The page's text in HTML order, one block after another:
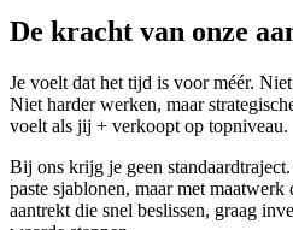
De kracht van onze
Je voelt dat het tijd is voor méér.
Niet harder werken, maar
voelt als jij + verkoopt op topniveau.
Bij ons krijg je geen
paste sjablonen, maar met
aantrekt die snel beslissen, graag